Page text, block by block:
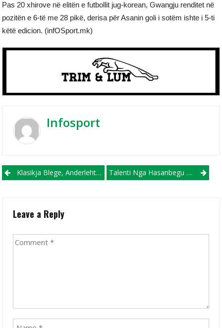
Pas 20 xhirove në elitën e futbollit jug-korean, Gwangju renditet në
pozitën e 6-të me 28 pikë, derisa për Asanin goli i sotëm ishte i 5-ti
këtë edicion. (infOSport.mk)
Infosport
Post navigation
Klasikja Blege, Anderleht-Bryzh Mund Të Flas “kumanovarçe”! Talenti Nga Hasanbegu Eldin Ramani Pjesë E Provave Te Disa Skuadra Të Njohura Spanjolle!
Leave a Reply